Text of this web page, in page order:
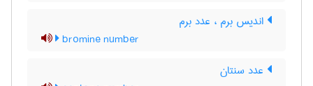
اندیس برم ، عدد برم
bromine number
عدد سنتان